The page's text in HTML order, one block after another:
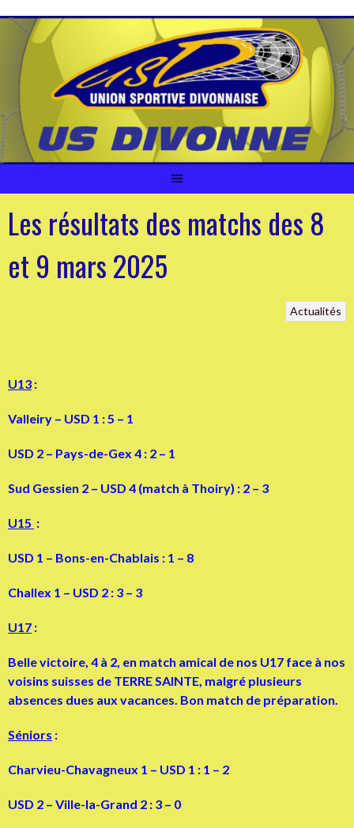
contenu
Les résultats des matchs des 8
et 9 mars 2025
Actualités
U13 :
Valleiry – USD 1 : 5 – 1
USD 2 – Pays-de-Gex 4 : 2 – 1
Sud Gessien 2 – USD 4 (match à Thoiry) : 2 – 3
U15 :
USD 1 – Bons-en-Chablais : 1 – 8
Challex 1 – USD 2 : 3 – 3
U17 :
Belle victoire, 4 à 2, en match amical de nos U17 face à nos
voisins suisses de TERRE SAINTE, malgré plusieurs
absences dues aux vacances. Bon match de préparation.
Séniors :
Charvieu-Chavagneux 1 – USD 1 : 1 – 2
USD 2 – Ville-la-Grand 2 : 3 – 0